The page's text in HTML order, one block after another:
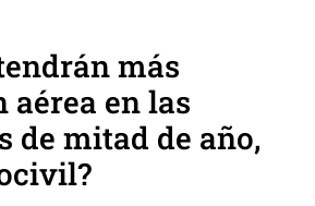
más
aérea en las
de mitad de año,